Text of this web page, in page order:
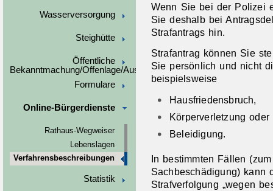
Wasserversorgung
Steighütte
Öffentliche
Bekanntmachung/Offenlage/Ausschreibungen
Formulare
Online-Bürgerdienste
Rathaus-Wegweiser
Lebenslagen
Verfahrensbeschreibungen
Statistik
Wenn Sie bei der Polizei
Sie deshalb bei
Strafantrags hin.
Strafantrag können Sie
Sie persönlich und nicht
beispielsweise
Hausfriedensbruch,
Körperverletzung oder
Beleidigung.
In bestimmten Fällen
Sachbeschädigung) kann
Strafverfolgung „wegen